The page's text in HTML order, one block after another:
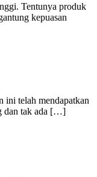
Tentunya produk
kepuasan
ini telah mendapatkan
dan tak ada […]